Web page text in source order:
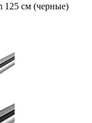
125 см (черные)